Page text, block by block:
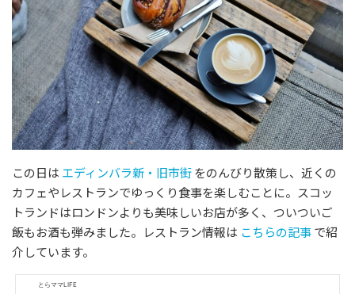
この日は エディンバラ新・旧市街をのんびり散策し、近くの
カフェやレストランでゆっくり食事を楽しむことに。スコッ
トランドはロンドンよりも美味しいお店が多く、ついついご
飯もお酒も弾みました。レストラン情報は こちらの記事で紹
介しています。
とらママLIFE